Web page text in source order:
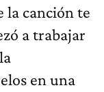
la canción te
a trabajar
en una